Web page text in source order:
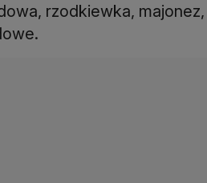
rzodkiewka, majonez,